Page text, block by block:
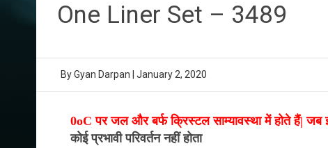
One Liner Set – 3489
ByGyan Darpan January 2, 2020
0oC पर जल और बर्फ क्रिस्टल साम्यावस्था में होते हैं| जब
कोई प्रभावी परिवर्तन नहीं होता